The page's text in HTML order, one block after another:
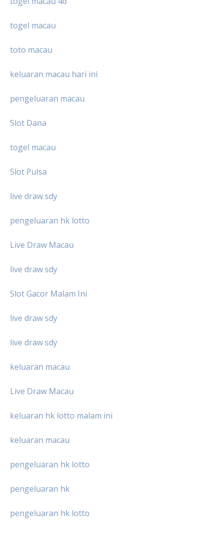
togel macau
toto macau
keluaran macau hari ini
pengeluaran macau
Slot Dana
togel macau
Slot Pulsa
live draw sdy
pengeluaran hk lotto
Live Draw Macau
live draw sdy
Slot Gacor Malam Ini
live draw sdy
live draw sdy
keluaran macau
Live Draw Macau
keluaran hk lotto malam ini
keluaran macau
pengeluaran hk lotto
pengeluaran hk
pengeluaran hk lotto